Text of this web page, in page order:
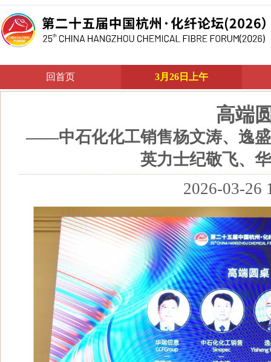
回首页 3月26日上午
高端
——中石化化工销售杨文涛、逸
英力士纪敬飞、
2026-03-26